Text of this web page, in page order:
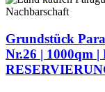
Grundstück
Nr.26 | 1000qm |